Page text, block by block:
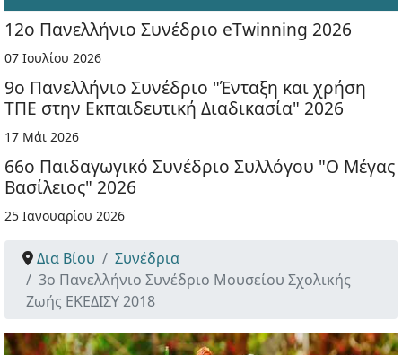
12ο Πανελλήνιο Συνέδριο eTwinning 2026
07 Ιουλίου 2026
9ο Πανελλήνιο Συνέδριο "Ένταξη και χρήση
ΤΠΕ στην Εκπαιδευτική Διαδικασία" 2026
17 Μάι 2026
66ο Παιδαγωγικό Συνέδριο Συλλόγου "Ο Μέγας
Βασίλειος" 2026
25 Ιανουαρίου 2026
Δια Βίου
Συνέδρια
3ο Πανελλήνιο Συνέδριο Μουσείου Σχολικής
Ζωής ΕΚΕΔΙΣΥ 2018